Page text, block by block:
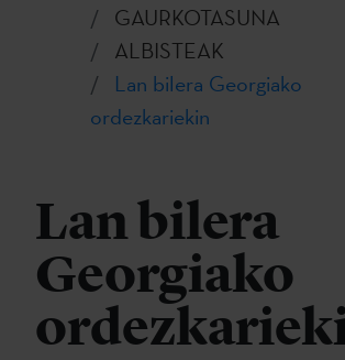
GAURKOTASUNA
ALBISTEAK
Lan bilera Georgiako
ordezkariekin
Lan bilera
Georgiako